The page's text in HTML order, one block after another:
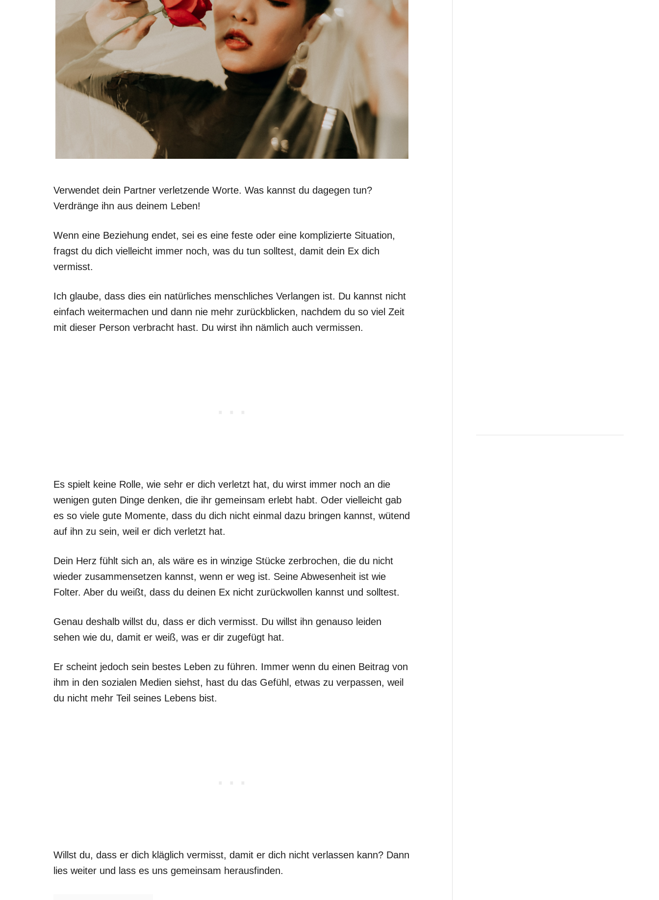
Verwendet dein Partner verletzende Worte. Was kannst du dagegen tun?
Verdränge ihn aus deinem Leben!
Wenn eine Beziehung endet, sei es eine feste oder eine komplizierte Situation,
fragst du dich vielleicht immer noch, was du tun solltest, damit dein Ex dich
vermisst.
Ich glaube, dass dies ein natürliches menschliches Verlangen ist. Du kannst nicht
einfach weitermachen und dann nie mehr zurückblicken, nachdem du so viel Zeit
mit dieser Person verbracht hast. Du wirst ihn nämlich auch vermissen.
Es spielt keine Rolle, wie sehr er dich verletzt hat, du wirst immer noch an die
wenigen guten Dinge denken, die ihr gemeinsam erlebt habt. Oder vielleicht gab
es so viele gute Momente, dass du dich nicht einmal dazu bringen kannst, wütend
auf ihn zu sein, weil er dich verletzt hat.
Dein Herz fühlt sich an, als wäre es in winzige Stücke zerbrochen, die du nicht
wieder zusammensetzen kannst, wenn er weg ist. Seine Abwesenheit ist wie
Folter. Aber du weißt, dass du deinen Ex nicht zurückwollen kannst und solltest.
Genau deshalb willst du, dass er dich vermisst. Du willst ihn genauso leiden
sehen wie du, damit er weiß, was er dir zugefügt hat.
Er scheint jedoch sein bestes Leben zu führen. Immer wenn du einen Beitrag von
ihm in den sozialen Medien siehst, hast du das Gefühl, etwas zu verpassen, weil
du nicht mehr Teil seines Lebens bist.
Willst du, dass er dich kläglich vermisst, damit er dich nicht verlassen kann? Dann
lies weiter und lass es uns gemeinsam herausfinden.